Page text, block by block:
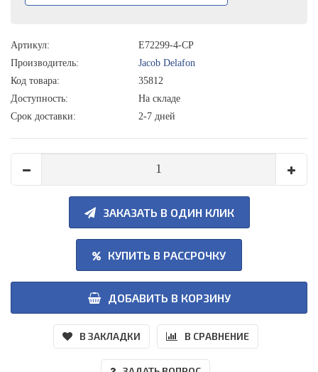
Артикул:
E72299-4-CP
Производитель:
Jacob Delafon
Код товара:
35812
Доступность:
На складе
Срок доставки:
2-7 дней
ЗАКАЗАТЬ В ОДИН КЛИК
КУПИТЬ В РАССРОЧКУ
ДОБАВИТЬ В КОРЗИНУ
В ЗАКЛАДКИ В СРАВНЕНИЕ